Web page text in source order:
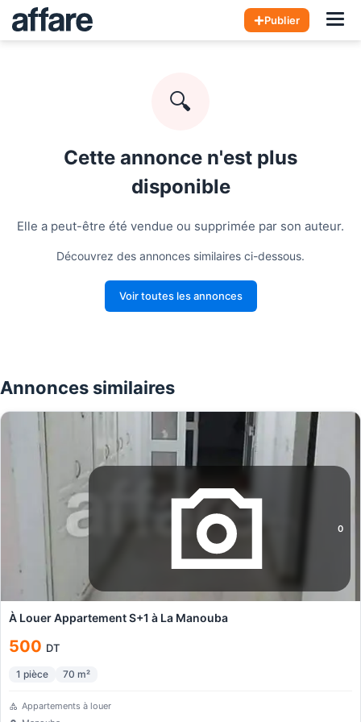
Publier
🔍
Cette annonce n'est plus
disponible
Elle a peut-être été vendue ou supprimée par son auteur.
Découvrez des annonces similaires ci-dessous.
Voir toutes les annonces
Annonces similaires
0
À Louer Appartement S+1 à La Manouba
500 DT
1 pièce 70 m²
Appartements à louer